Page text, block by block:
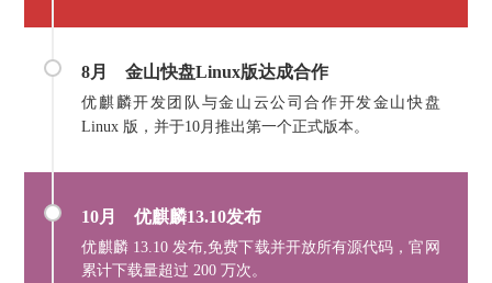
8月 金山快盘Linux版达成合作
优麒麟开发团队与金山云公司合作开发金山快盘
Linux 版，并于10月推出第一个正式版本。
10月 优麒麟13.10发布
优麒麟 13.10 发布,免费下载并开放所有源代码，官网
累计下载量超过 200 万次。